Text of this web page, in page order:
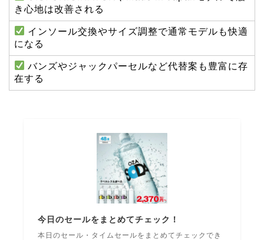
き心地は改善される
インソール交換やサイズ調整で通常モデルも快適
になる
バンズやジャックパーセルなど代替案も豊富に存
在する
今日のセールをまとめてチェック！
本日のセール・タイムセールをまとめてチェックでき